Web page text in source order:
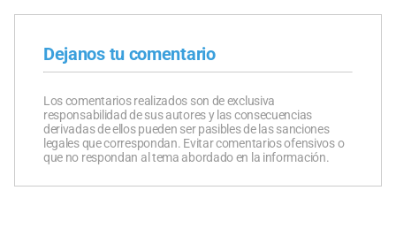
Dejanos tu comentario
Los comentarios realizados son de exclusiva
responsabilidad de sus autores y las consecuencias
derivadas de ellos pueden ser pasibles de las sanciones
legales que correspondan. Evitar comentarios ofensivos o
que no respondan al tema abordado en la información.